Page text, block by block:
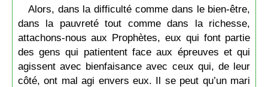
Alors, dans la difficulté comme dans le bien-être,
dans la pauvreté tout comme dans la richesse,
attachons-nous aux Prophètes, eux qui font partie
des gens qui patientent face aux épreuves et qui
agissent avec bienfaisance avec ceux qui, de leur
côté, ont mal agi envers eux. Il se peut qu’un mari